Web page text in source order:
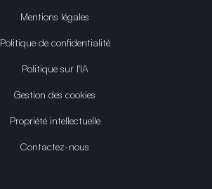
Mentions légales
Politique de confidentialité
Politique sur l'IA
Gestion des cookies
Propriété intellectuelle
Contactez-nous